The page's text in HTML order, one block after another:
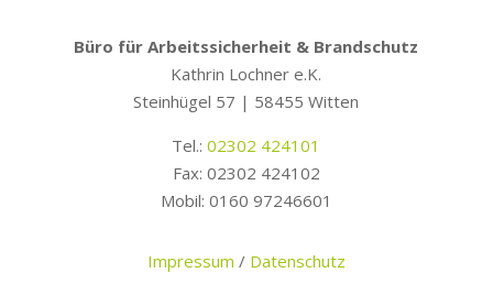
Büro für Arbeitssicherheit & Brandschutz
Kathrin Lochner e.K.
Steinhügel 57 | 58455 Witten
Tel.:02302 424101
Fax: 02302 424102
Mobil: 0160 97246601
Impressum / Datenschutz